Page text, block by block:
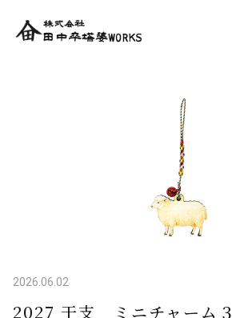
2026.06.02
2027 干支 ミニチャーム３